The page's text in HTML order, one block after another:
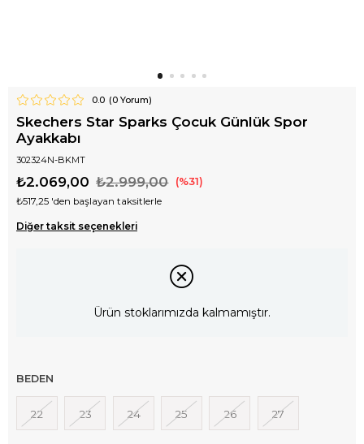
0.0 (0Yorum)
Skechers Star Sparks Çocuk Günlük Spor
Ayakkabı
302324N-BKMT
₺2.999,00
₺2.069,00 31
₺517,25 'den başlayan taksitlerle
Diğer taksit seçenekleri
Ürün stoklarımızda kalmamıştır.
BEDEN
22 23 24 25 26 27